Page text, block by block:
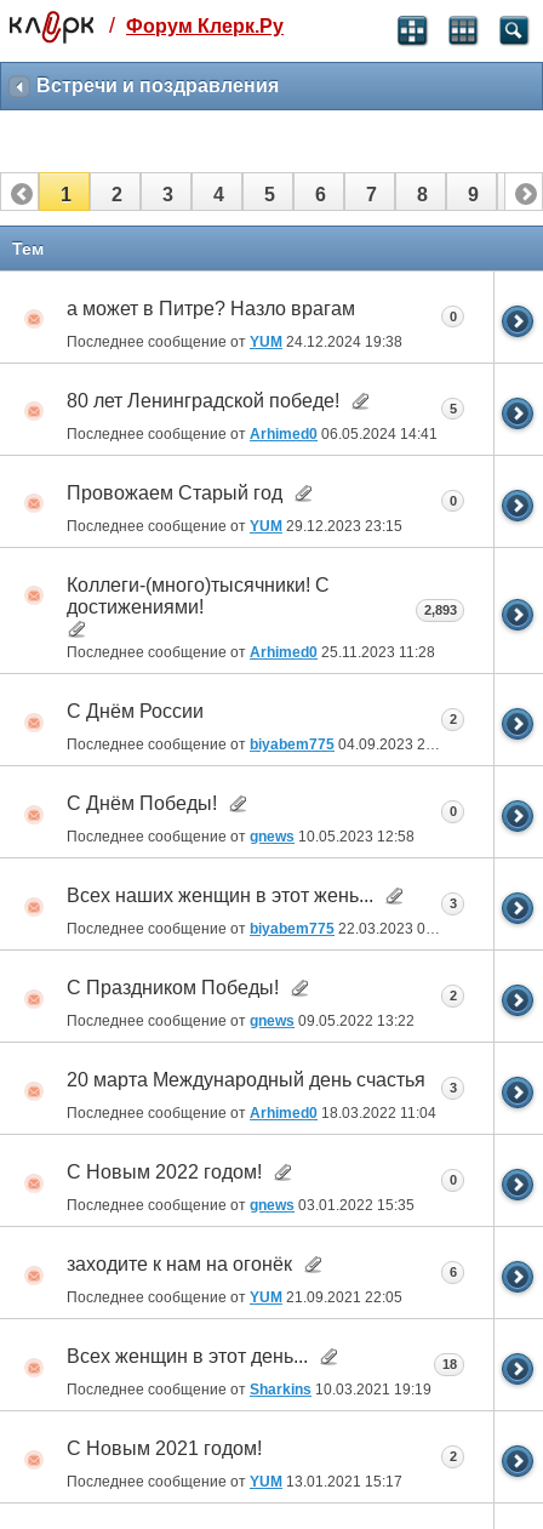
Святые угодники, Клерк без рекламы
прекрасен:)
3 месяца
259 ₽
-10%
полгода
499 ₽
Отмена Оплатить
/ Форум Клерк.Ру
Встречи и поздравления
1 2 3 4 5 6 7 8 9 10
Тем
а может в Питре? Назло врагам
Последнее сообщение от YUM 24.12.2024 19:38
0
80 лет Ленинградской победе!
Последнее сообщение от Arhimed0 06.05.2024 14:41
5
Провожаем Старый год
Последнее сообщение от YUM 29.12.2023 23:15
0
Коллеги-(много)тысячники! С
достижениями!
Последнее сообщение от Arhimed0 25.11.2023 11:28
2,893
С Днём России
Последнее сообщение от biyabem775 04.09.2023 23:47
2
С Днём Победы!
Последнее сообщение от gnews 10.05.2023 12:58
0
Всех наших женщин в этот жень...
Последнее сообщение от biyabem775 22.03.2023 09:42
3
С Праздником Победы!
Последнее сообщение от gnews 09.05.2022 13:22
2
20 марта Международный день счастья
Последнее сообщение от Arhimed0 18.03.2022 11:04
3
C Новым 2022 годом!
Последнее сообщение от gnews 03.01.2022 15:35
0
заходите к нам на огонёк
Последнее сообщение от YUM 21.09.2021 22:05
6
Всех женщин в этот день...
Последнее сообщение от Sharkins 10.03.2021 19:19
18
С Новым 2021 годом!
Последнее сообщение от YUM 13.01.2021 15:17
2